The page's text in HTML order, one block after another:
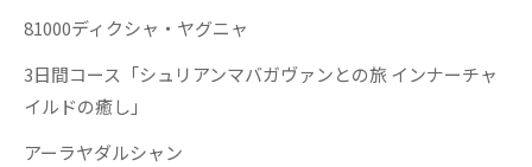
81000ディクシャ・ヤグニャ
3日間コース「シュリアンマバガヴァンとの旅 インナーチャ
イルドの癒し」
アーラヤダルシャン